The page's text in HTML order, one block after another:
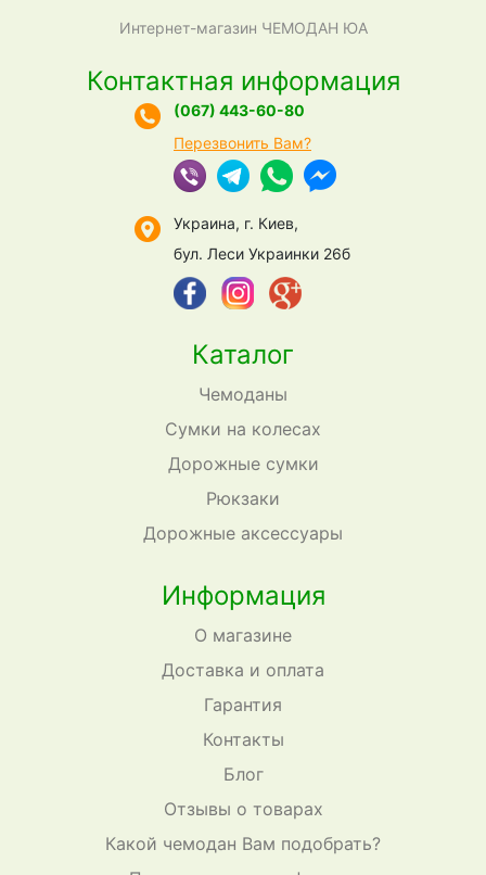
Интернет-магазин ЧЕМОДАН ЮА
Каталог
Чемоданы
Сумки на колесах
Дорожные сумки
Рюкзаки
Дорожные аксессуары
Информация
О магазине
Доставка и оплата
Гарантия
Контакты
Блог
Отзывы о товарах
Какой чемодан Вам подобрать?
Контактная информация
(067) 443-60-80
Перезвонить Вам?
Украина, г. Киев,
бул. Леси Украинки 26б